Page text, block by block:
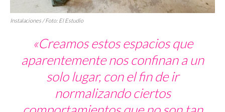
Instalaciones / Foto: El Estudio
«Creamos estos espacios que
aparentemente nos confinan a un
solo lugar, con el fin de ir
normalizando ciertos